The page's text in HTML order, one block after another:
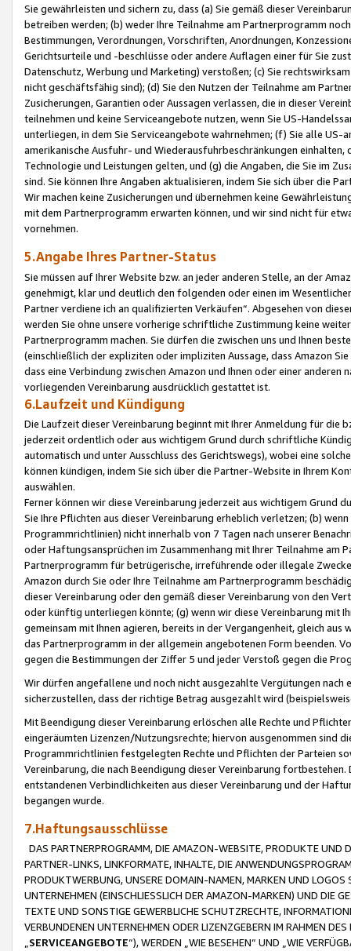
Sie gewährleisten und sichern zu, dass (a) Sie gemäß dieser
betreiben werden; (b) weder Ihre Teilnahme am Partnerprogramm
Bestimmungen, Verordnungen, Vorschriften, Anordnungen,
Gerichtsurteile und -beschlüsse oder andere Auflagen einer für Sie
Datenschutz, Werbung und Marketing) verstoßen; (c) Sie
nicht geschäftsfähig sind); (d) Sie den Nutzen der Teilnahme am
Zusicherungen, Garantien oder Aussagen verlassen, die in dieser
teilnehmen und keine Serviceangebote nutzen, wenn Sie US-
unterliegen, in dem Sie Serviceangebote wahrnehmen; (f) Sie alle
amerikanische Ausfuhr- und Wiederausfuhrbeschränkungen
Technologie und Leistungen gelten, und (g) die Angaben, die Sie im
sind. Sie können Ihre Angaben aktualisieren, indem Sie sich über die
Wir machen keine Zusicherungen und übernehmen keine
mit dem Partnerprogramm erwarten können, und wir sind nicht für
vornehmen.
5.Angabe Ihres Partner-Status
Sie müssen auf Ihrer Website bzw. an jeder anderen Stelle, an der
genehmigt, klar und deutlich den folgenden oder einen im
Partner verdiene ich an qualifizierten Verkäufen“. Abgesehen von
werden Sie ohne unsere vorherige schriftliche Zustimmung keine
Partnerprogramm machen. Sie dürfen die zwischen uns und Ihnen
(einschließlich der expliziten oder impliziten Aussage, dass Amazon
dass eine Verbindung zwischen Amazon und Ihnen oder einer
vorliegenden Vereinbarung ausdrücklich gestattet ist.
6.Laufzeit und Kündigung
Die Laufzeit dieser Vereinbarung beginnt mit Ihrer Anmeldung für die
jederzeit ordentlich oder aus wichtigem Grund durch schriftliche
automatisch und unter Ausschluss des Gerichtswegs), wobei eine
können kündigen, indem Sie sich über die Partner-Website in Ihrem
auswählen.
Ferner können wir diese Vereinbarung jederzeit aus wichtigem Grund
Sie Ihre Pflichten aus dieser Vereinbarung erheblich verletzen; (b)
Programmrichtlinien) nicht innerhalb von 7 Tagen nach unserer
oder Haftungsansprüchen im Zusammenhang mit Ihrer Teilnahme am
Partnerprogramm für betrügerische, irreführende oder illegale
Amazon durch Sie oder Ihre Teilnahme am Partnerprogramm
dieser Vereinbarung oder den gemäß dieser Vereinbarung von den
oder künftig unterliegen könnte; (g) wenn wir diese Vereinbarung mit
gemeinsam mit Ihnen agieren, bereits in der Vergangenheit, gleich
das Partnerprogramm in der allgemein angebotenen Form beenden.
gegen die Bestimmungen der Ziffer 5 und jeder Verstoß gegen die
Wir dürfen angefallene und noch nicht ausgezahlte Vergütungen
sicherzustellen, dass der richtige Betrag ausgezahlt wird
Mit Beendigung dieser Vereinbarung erlöschen alle Rechte und
eingeräumten Lizenzen/Nutzungsrechte; hiervon ausgenommen sind
Programmrichtlinien festgelegten Rechte und Pflichten der Parteien
Vereinbarung, die nach Beendigung dieser Vereinbarung
entstandenen Verbindlichkeiten aus dieser Vereinbarung und der
begangen wurde.
7.Haftungsausschlüsse
DAS PARTNERPROGRAMM, DIE AMAZON-WEBSITE, PRODUKTE UND
PARTNER-LINKS, LINKFORMATE, INHALTE, DIE
PRODUKTWERBUNG, UNSERE DOMAIN-NAMEN, MARKEN UND
UNTERNEHMEN (EINSCHLIESSLICH DER AMAZON-MARKEN) UND DIE
TEXTE UND SONSTIGE GEWERBLICHE SCHUTZRECHTE,
VERBUNDENEN UNTERNEHMEN ODER LIZENZGEBERN IM RAHMEN
SERVICEANGEBOTE“), WERDEN „WIE BESEHEN“ UND „WIE